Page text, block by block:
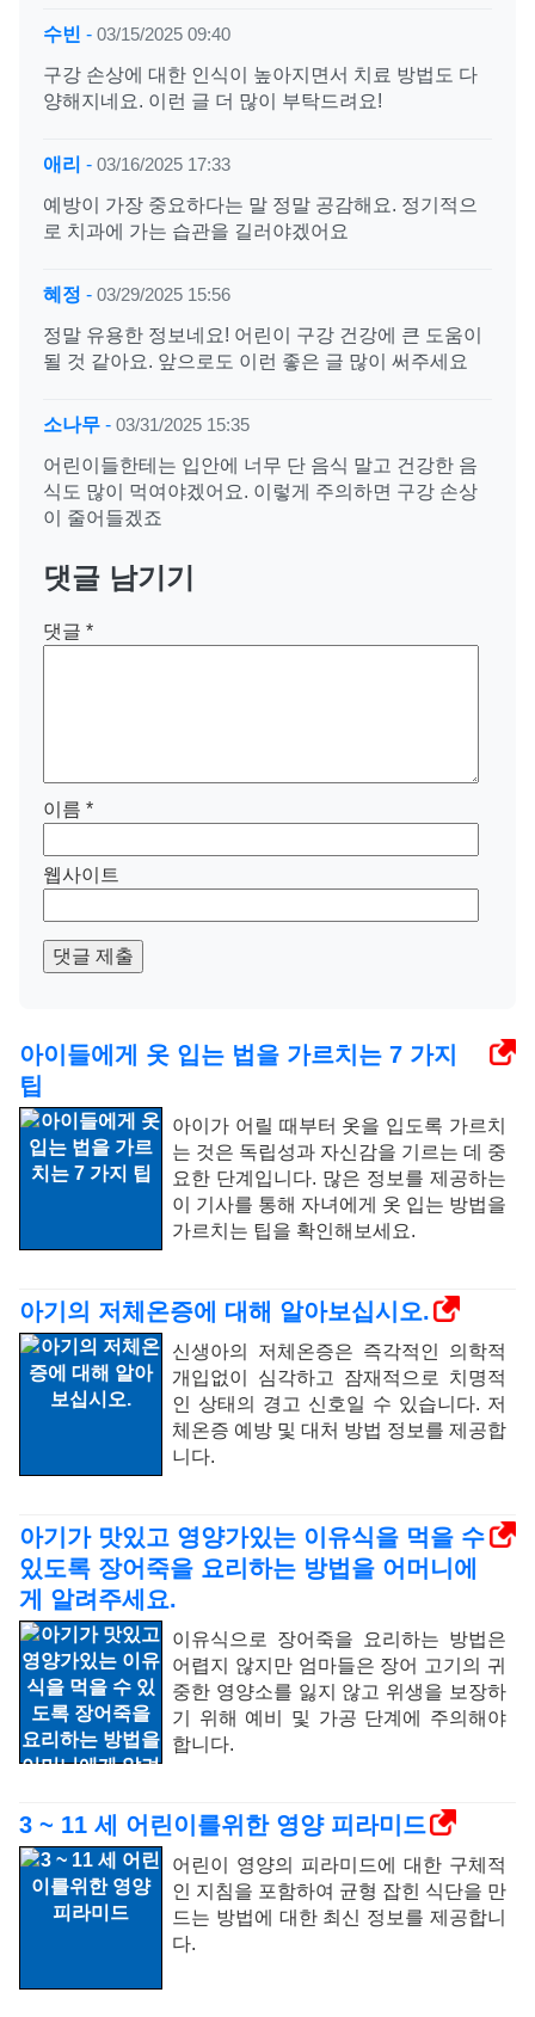
수빈 - 03/15/2025 09:40
구강 손상에 대한 인식이 높아지면서 치료 방법도 다
양해지네요. 이런 글 더 많이 부탁드려요!
애리 - 03/16/2025 17:33
예방이 가장 중요하다는 말 정말 공감해요. 정기적으
로 치과에 가는 습관을 길러야겠어요
혜정 - 03/29/2025 15:56
정말 유용한 정보네요! 어린이 구강 건강에 큰 도움이
될 것 같아요. 앞으로도 이런 좋은 글 많이 써주세요
소나무 - 03/31/2025 15:35
어린이들한테는 입안에 너무 단 음식 말고 건강한 음
식도 많이 먹여야겠어요. 이렇게 주의하면 구강 손상
이 줄어들겠죠
댓글 남기기
댓글 *
이름 *
웹사이트
댓글 제출
아이들에게 옷 입는 법을 가르치는 7 가지
팁
아이가 어릴 때부터 옷을 입도록 가르치
는 것은 독립성과 자신감을 기르는 데 중
요한 단계입니다. 많은 정보를 제공하는
이 기사를 통해 자녀에게 옷 입는 방법을
가르치는 팁을 확인해보세요.
아기의 저체온증에 대해 알아보십시오.
신생아의 저체온증은 즉각적인 의학적
개입없이 심각하고 잠재적으로 치명적
인 상태의 경고 신호일 수 있습니다. 저
체온증 예방 및 대처 방법 정보를 제공합
니다.
아기가 맛있고 영양가있는 이유식을 먹을 수
있도록 장어죽을 요리하는 방법을 어머니에
게 알려주세요.
이유식으로 장어죽을 요리하는 방법은
어렵지 않지만 엄마들은 장어 고기의 귀
중한 영양소를 잃지 않고 위생을 보장하
기 위해 예비 및 가공 단계에 주의해야
합니다.
3 ~ 11 세 어린이를위한 영양 피라미드
어린이 영양의 피라미드에 대한 구체적
인 지침을 포함하여 균형 잡힌 식단을 만
드는 방법에 대한 최신 정보를 제공합니
다.